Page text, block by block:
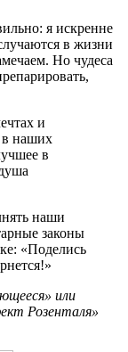
я искренне
в жизни
Но чудеса
и
в наших
в
наши
законы
«Поделись
или
Розенталя»